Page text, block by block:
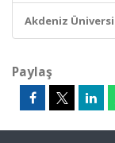
Akdeniz
Paylaş